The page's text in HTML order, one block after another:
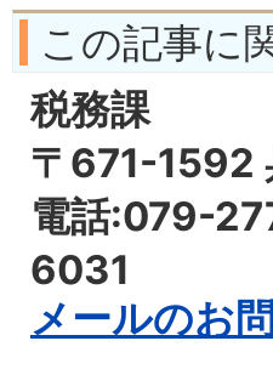
この記事に
税務課
〒671-1592
電話:079-
6031
メールのお